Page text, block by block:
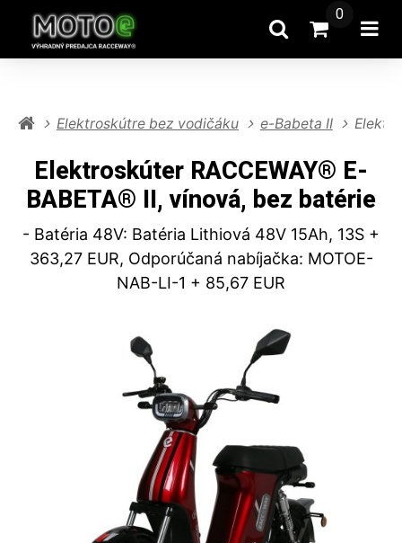
HľadaťPrejsť na
0
Elektroskútre bez vodičáku e-Babeta II
Elektroskúter RACCEWAY® E-
BABETA® II, vínová, bez batérie
- Batéria 48V: Batéria Lithiová 48V 15Ah, 13S +
363,27 EUR, Odporúčaná nabíjačka: MOTOE-
NAB-LI-1 + 85,67 EUR